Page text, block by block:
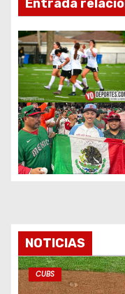
i
ó
n
d
e
e
r
a
Entrada
NOTICIAS
CUBS